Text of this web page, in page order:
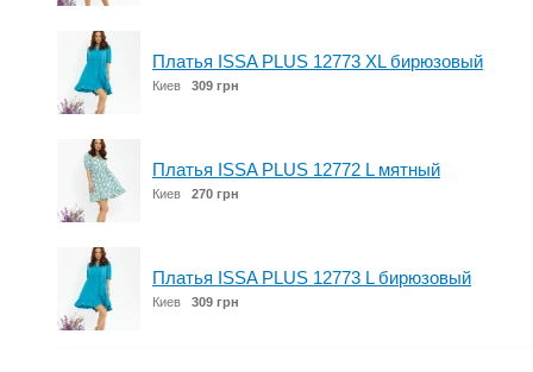
Платья ISSA PLUS 12773 XL бирюзовый
Киев 309 грн
Платья ISSA PLUS 12772 L мятный
Киев 270 грн
Платья ISSA PLUS 12773 L бирюзовый
Киев 309 грн